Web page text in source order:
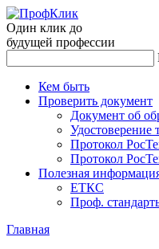
Один клик до
будущей профессии
Кем быть
Проверить документ
Документ об
Удостоверение
Протокол
Протокол
Полезная
ЕТКС
Проф.
Главная